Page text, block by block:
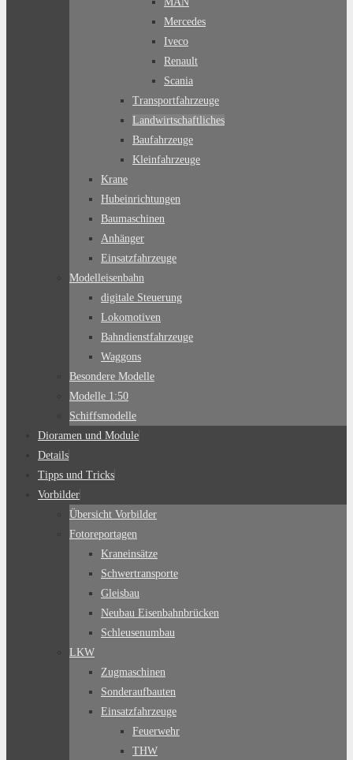
Mercedes
Iveco
Renault
Scania
Transportfahrzeuge
Landwirtschaftliches
Baufahrzeuge
Kleinfahrzeuge
Krane
Hubeinrichtungen
Baumaschinen
Anhänger
Einsatzfahrzeuge
Modelleisenbahn
digitale Steuerung
Lokomotiven
Bahndienstfahrzeuge
Waggons
Besondere Modelle
Modelle 1:50
Schiffsmodelle
Dioramen und Module
Details
Tipps und Tricks
Vorbilder
Übersicht Vorbilder
Fotoreportagen
Kraneinsätze
Schwertransporte
Gleisbau
Neubau Eisenbahnbrücken
Schleusenumbau
LKW
Zugmaschinen
Sonderaufbauten
Einsatzfahrzeuge
Feuerwehr
THW